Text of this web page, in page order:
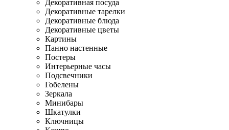
Декоративная посуда
Декоративные тарелки
Декоративные блюда
Декоративные цветы
Картины
Панно настенные
Постеры
Интерьерные часы
Подсвечники
Гобелены
Зеркала
Минибары
Шкатулки
Ключницы